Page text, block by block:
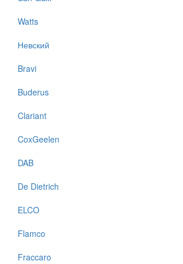
Watts
Невский
Bravi
Buderus
Clariant
CoxGeelen
DAB
De Dietrich
ELCO
Flamco
Fraccaro